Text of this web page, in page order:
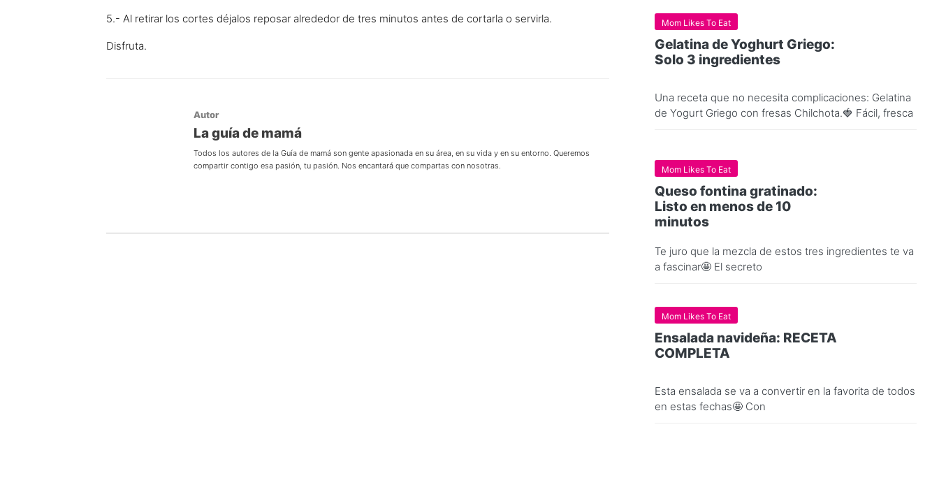
5.- Al retirar los cortes déjalos reposar alrededor de tres minutos antes de cortarla o servirla.
Disfruta.
Autor
La guía de mamá
Todos los autores de la Guía de mamá son gente apasionada en su área, en su vida y en su entorno. Queremos
compartir contigo esa pasión, tu pasión. Nos encantará que compartas con nosotras.
Mom Likes To Eat
Gelatina de Yoghurt Griego:
Solo 3 ingredientes
Una receta que no necesita complicaciones: Gelatina
de Yogurt Griego con fresas Chilchota.🍓 Fácil, fresca
Mom Likes To Eat
Queso fontina gratinado:
Listo en menos de 10
minutos
Te juro que la mezcla de estos tres ingredientes te va
a fascinar🤩 El secreto
Mom Likes To Eat
Ensalada navideña: RECETA
COMPLETA
Esta ensalada se va a convertir en la favorita de todos
en estas fechas🤩 Con